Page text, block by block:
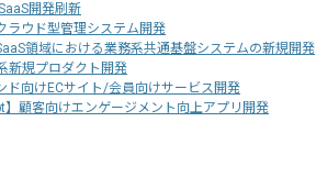
開発刷新
ラウド型管理システム開発
領域における業務系共通基盤システムの新規開発
新規プロダクト開発
ド向けECサイト/会員向けサービス開発
】顧客向けエンゲージメント向上アプリ開発